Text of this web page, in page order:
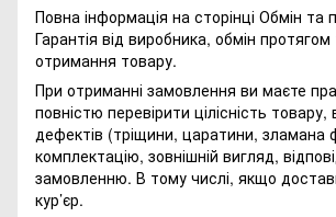
Повна інформація на сторінці Обмін та
Гарантія від виробника, обмін протягом
отримання товару.
При отриманні замовлення ви маєте
повністю перевірити цілісність товару,
дефектів (тріщини, царатини, зламана
комплектацію, зовнішній вигляд,
замовленню. В тому числі, якщо
кур’єр.